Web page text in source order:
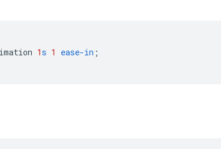
1s 1 ease-in ;